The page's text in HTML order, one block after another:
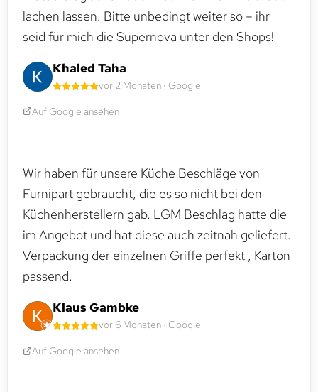
lachen lassen. Bitte unbedingt weiter so – ihr
seid für mich die Supernova unter den Shops!
Khaled Taha
vor 2 Monaten · Google
Auf Google ansehen
Wir haben für unsere Küche Beschläge von
Furnipart gebraucht, die es so nicht bei den
Küchenherstellern gab. LGM Beschlag hatte die
im Angebot und hat diese auch zeitnah geliefert.
Verpackung der einzelnen Griffe perfekt , Karton
passend.
Klaus Gambke
vor 6 Monaten · Google
Auf Google ansehen